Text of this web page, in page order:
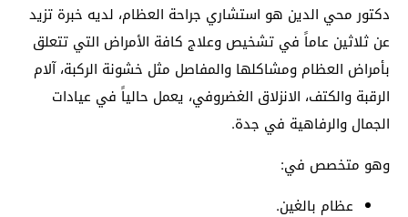
دكتور محي الدين هو استشاري جراحة العظام، لديه خبرة تزيد
عن ثلاثين عاماً في تشخيص وعلاج كافة الأمراض التي تتعلق
بأمراض العظام ومشاكلها والمفاصل مثل خشونة الركبة، آلام
الرقبة والكتف، الانزلاق الغضروفي، يعمل حالياً في عيادات
الجمال والرفاهية في جدة.
وهو متخصص في:
عظام بالغين.